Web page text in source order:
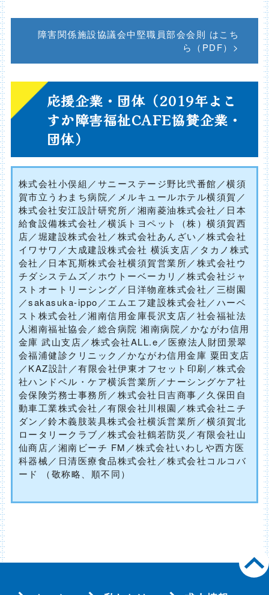
障害関係施設協議会中堅職員部会会則 はこち
ら（PDF）>
応援企業・団体（2019年よこ
すか障害福祉CAFE協賛企業・
団体）
株式会社小俣組／サニーステージ野比弐番館／横須
賀市立うわまち病院／メルキュールホテル横須賀／
株式会社安江設計研究所／湘南菱油株式会社／日本
給食設備株式会社／横浜トヨペット（株）横須賀西
店／堀建設株式会社／株式会社あんざい／株式会社
イワサワ／大成建設株式会社 横浜支店／タカノ株式
会社／日本瓦斯株式会社横須賀営業所／株式会社ウ
チダシステムズ／ホウトーベーカリ／株式会社ジャ
ストオートリーシング／日洋物産株式会社／三樹園
／sakasuka-ippo／エムエフ建設株式会社／ハーベ
スト株式会社／湘南信用金庫長沢支店／社会福祉法
人湘南福祉協会／総合病院 湘南病院／かながわ信用
金庫 武山支店／株式会社ALL.e／医療法人財団景翠
会福浦健診クリニック／かながわ信用金庫 粟田支店
／KAZ設計／有限会社伊東オフセット印刷／株式会
社ハンドベル・ケア横浜営業所／ナーシングケア社
会保険労務士事務所／株式会社日吉商事／久保田自
動車工業株式会社／有限会社川根園／株式会社ニチ
ダン／鈴木義肢装具株式会社横浜営業所／横須賀北
ロータリークラブ／株式会社鶴若防災／有限会社山
仙商店／湘南ビーチ FM／株式会社いわしや西方医
科器械／日清医療食品株式会社／株式会社コルコバ
ード （敬称略、順不同）